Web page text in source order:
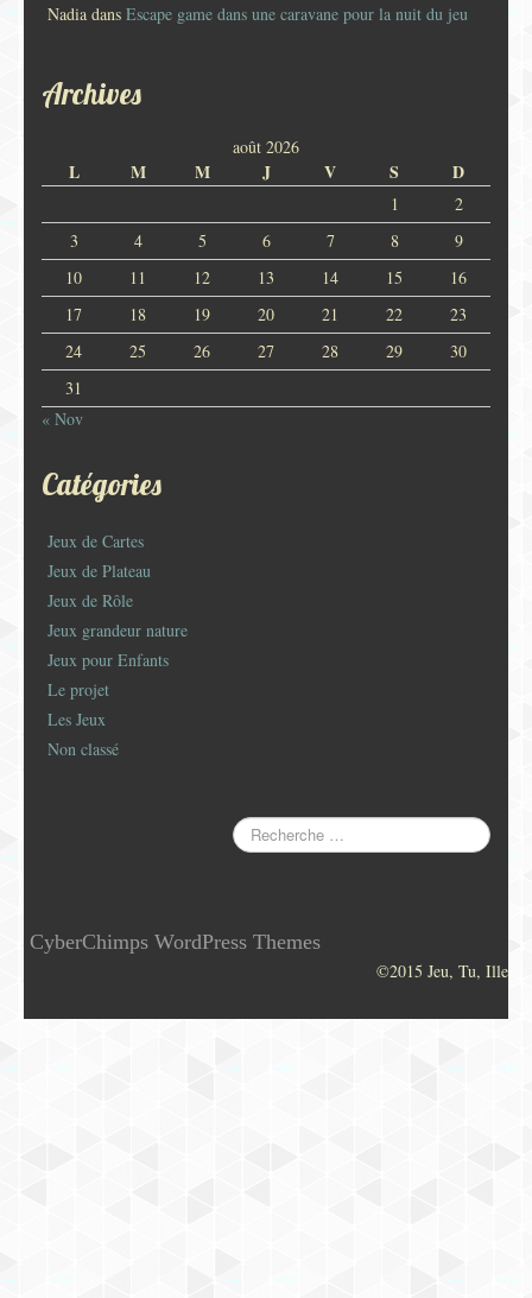
Nadia dans Escape game dans une caravane pour la nuit du jeu
Archives
août 2026
L M M J V S D
1
2
3
4 5 6 7 8
9
10
11 12 13 14 15
16
17
18 19 20 21 22
23
24
25 26 27 28 29
30
31
« Nov
Catégories
Jeux de Cartes
Jeux de Plateau
Jeux de Rôle
Jeux grandeur nature
Jeux pour Enfants
Le projet
Les Jeux
Non classé
CyberChimps WordPress Themes
©2015 Jeu, Tu, Ille